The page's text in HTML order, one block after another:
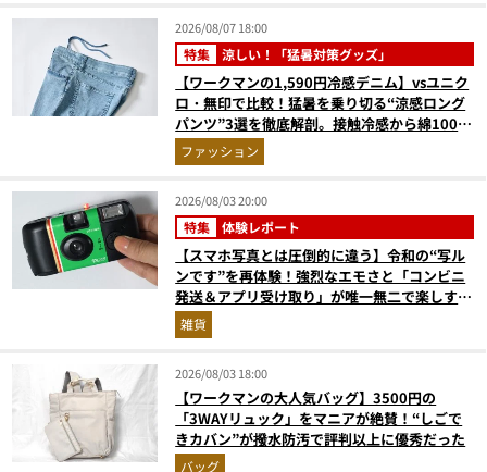
2026/08/07 18:00
特集 涼しい！「猛暑対策グッズ」
【ワークマンの1,590円冷感デニム】vsユニク
ロ・無印で比較！猛暑を乗り切る“涼感ロング
パンツ”3選を徹底解剖。接触冷感から綿100%
まで決定版
ファッション
2026/08/03 20:00
特集 体験レポート
【スマホ写真とは圧倒的に違う】令和の“写ル
ンです”を再体験！強烈なエモさと「コンビニ
発送＆アプリ受け取り」が唯一無二で楽しすぎ
た雑貨
2026/08/03 18:00
【ワークマンの大人気バッグ】3500円の
「3WAYリュック」をマニアが絶賛！“しごで
きカバン”が撥水防汚で評判以上に優秀だった
バッグ